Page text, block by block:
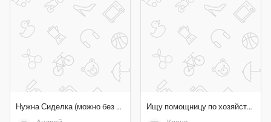
Нужна Сиделка (можно без опыта) Ищу помощницу по хозяйству